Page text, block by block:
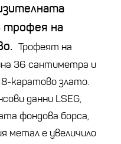
трофея на
Трофеят на
36 сантиметра и
каратово злато.
данни LSEG,
фондова борса,
метал е увеличило